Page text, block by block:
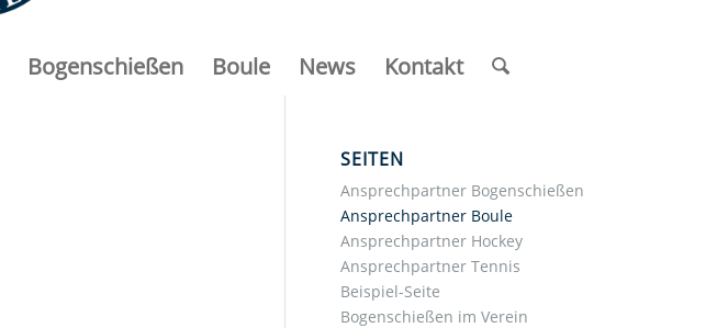
Bogenschießen Boule News Kontakt
SEITEN
Ansprechpartner Bogenschießen
Ansprechpartner Boule
Ansprechpartner Hockey
Ansprechpartner Tennis
Beispiel-Seite
Bogenschießen im Verein